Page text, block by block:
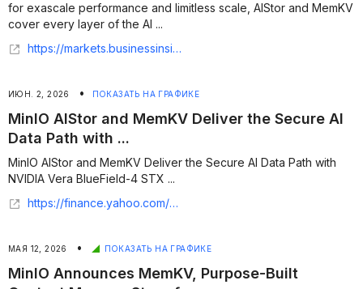
for exascale performance and limitless scale, AIStor and MemKV
cover every layer of the AI ...
https://markets.businessinsider.com/news/stocks/minio-awarded-2026-databricks-isv-storage-partner-of-the-year-at-data-ai-summit-1036251515
ИЮН. 2, 2026 • ПОКАЗАТЬ НА ГРАФИКЕ
MinIO AIStor and MemKV Deliver the Secure AI
Data Path with ...
MinIO AIStor and MemKV Deliver the Secure AI Data Path with
NVIDIA Vera BlueField-4 STX ...
https://finance.yahoo.com/sectors/technology/articles/minio-aistor-memkv-deliver-secure-053000788.html
МАЯ 12, 2026 • ПОКАЗАТЬ НА ГРАФИКЕ
MinIO Announces MemKV, Purpose-Built